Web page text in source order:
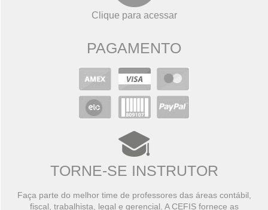
Clique para acessar
PAGAMENTO
TORNE-SE INSTRUTOR
Faça parte do melhor time de professores das áreas contábil,
fiscal, trabalhista, legal e gerencial. A CEFIS fornece as